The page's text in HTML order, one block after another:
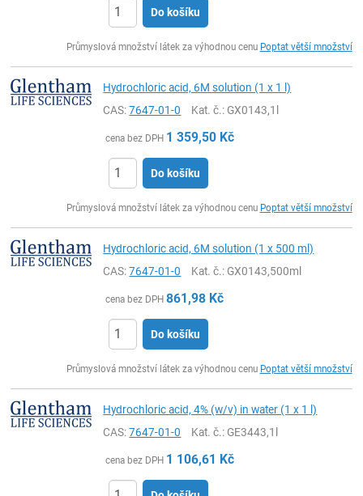
Do košíku
Průmyslová množství látek za výhodnou cenu Poptat větší množství
Hydrochloric acid, 6M solution (1 x 1 l)
CAS:7647-01-0 Kat. č.: GX0143,1l
cena bez DPH 1 359,50 Kč
Do košíku
Průmyslová množství látek za výhodnou cenu Poptat větší množství
Hydrochloric acid, 6M solution (1 x 500 ml)
CAS:7647-01-0 Kat. č.: GX0143,500ml
cena bez DPH 861,98 Kč
Do košíku
Průmyslová množství látek za výhodnou cenu Poptat větší množství
Hydrochloric acid, 4% (w/v) in water (1 x 1 l)
CAS:7647-01-0 Kat. č.: GE3443,1l
cena bez DPH 1 106,61 Kč